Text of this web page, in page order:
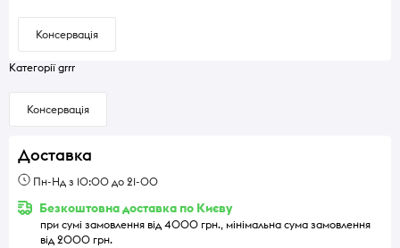
Консервація
Категорії grrr
Консервація
Доставка
Пн-Нд з 10:00 до 21-00
Безкоштовна доставка по Києву
при сумі замовлення від 4000 грн., мінімальна сума замовлення
від 2000 грн.